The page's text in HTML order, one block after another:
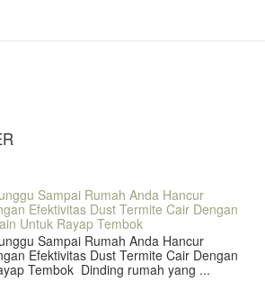
Sampai Rumah Anda Hancur
Efektivitas Dust Termite Cair Dengan
Untuk Rayap Tembok
Sampai Rumah Anda Hancur
Efektivitas Dust Termite Cair Dengan
Tembok Dinding rumah yang ...